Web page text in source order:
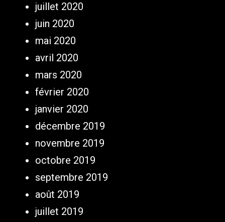
juillet 2020
juin 2020
mai 2020
avril 2020
mars 2020
février 2020
janvier 2020
décembre 2019
novembre 2019
octobre 2019
septembre 2019
août 2019
juillet 2019